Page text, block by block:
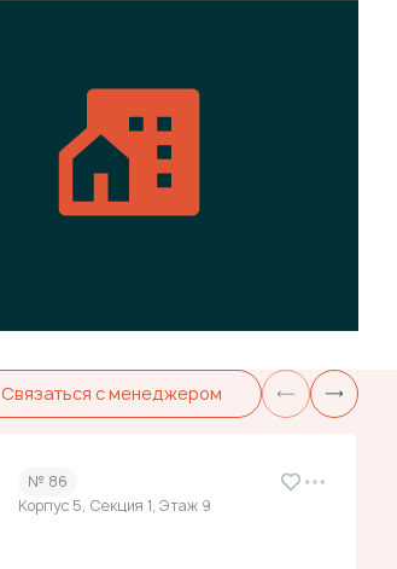
Связаться с менеджером
№ 86
Корпус 5, Секция 1, Этаж 9